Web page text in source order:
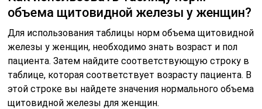
объема щитовидной железы у женщин?
Для использования таблицы норм объема щитовидной
железы у женщин, необходимо знать возраст и пол
пациента. Затем найдите соответствующую строку в
таблице, которая соответствует возрасту пациента. В
этой строке вы найдете значения нормального объема
щитовидной железы для женщин.